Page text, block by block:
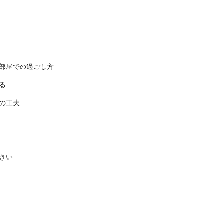
トをおさえておけば簡単に行うことができます。仕事が忙しくて
ナー違反？電車内での飲食の是非を問う
もいますが、その行為がマナー違反になるのでは？という声も聞
爪を使用する期間と注意点について解説
である「白点病」。その代表的な治療方法は塩浴ですが、鷹の
屋での過ごし方
工夫
い